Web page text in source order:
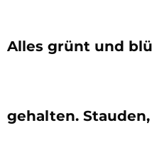
Alles grünt und
gehalten.